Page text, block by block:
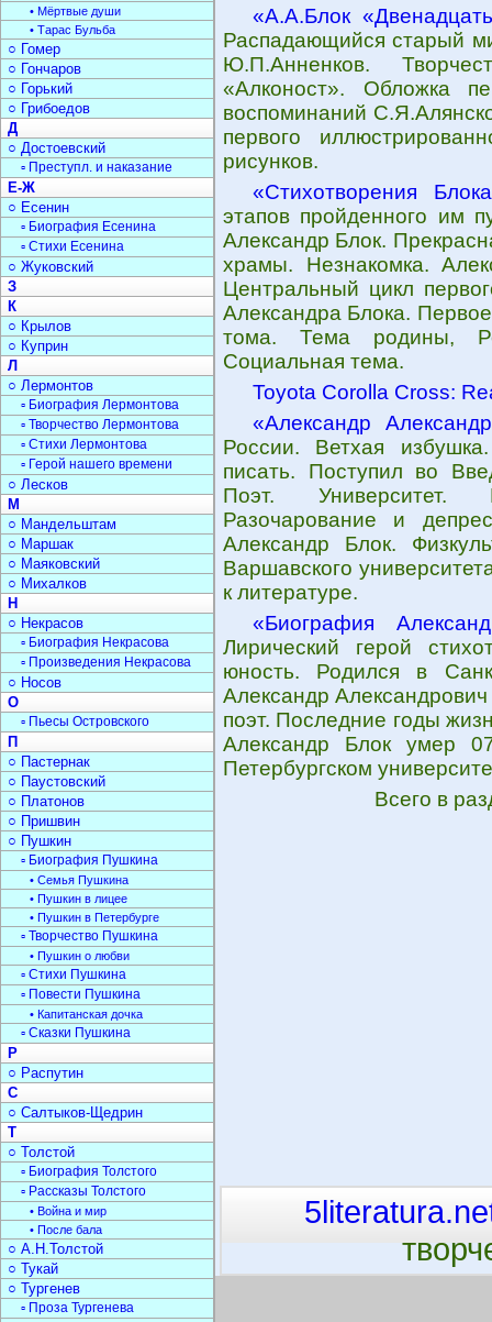
«А.А.Блок
Распадающийся старый
Ю.П.Анненков.
«Алконост». Обложка
воспоминаний
первого
рисунков.
«Стихотворения
этапов пройденного им
Александр Блок.
храмы. Незнакомка.
Центральный цикл
Александра Блока.
тома. Тема родины,
Социальная тема.
Toyota Corolla Cross:
«Александр
России. Ветхая
писать. Поступил во
Поэт. Университет.
Разочарование и
Александр Блок.
Варшавского
к литературе.
«Биография
Лирический герой
юность. Родился в
Александр
поэт. Последние годы
Александр Блок умер
Петербургском
Всего в
• Мёртвые души
• Тарас Бульба
○ Гомер
○ Гончаров
○ Горький
○ Грибоедов
Д
○ Достоевский
▫ Преступл. и наказание
Е-Ж
○ Есенин
▫ Биография Есенина
▫ Стихи Есенина
○ Жуковский
З
К
○ Крылов
○ Куприн
Л
○ Лермонтов
▫ Биография Лермонтова
▫ Творчество Лермонтова
▫ Стихи Лермонтова
▫ Герой нашего времени
○ Лесков
М
○ Мандельштам
○ Маршак
○ Маяковский
○ Михалков
Н
○ Некрасов
▫ Биография Некрасова
▫ Произведения Некрасова
○ Носов
О
▫ Пьесы Островского
П
○ Пастернак
○ Паустовский
○ Платонов
○ Пришвин
○ Пушкин
▫ Биография Пушкина
• Семья Пушкина
• Пушкин в лицее
• Пушкин в Петербурге
▫ Творчество Пушкина
• Пушкин о любви
▫ Стихи Пушкина
▫ Повести Пушкина
• Капитанская дочка
▫ Сказки Пушкина
Р
○ Распутин
С
○ Салтыков-Щедрин
Т
○ Толстой
▫ Биография Толстого
▫ Рассказы Толстого
• Война и мир
• После бала
○ А.Н.Толстой
○ Тукай
○ Тургенев
▫ Проза Тургенева